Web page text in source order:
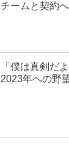
チームと契約へ
「僕は真剣だ
2023年への野